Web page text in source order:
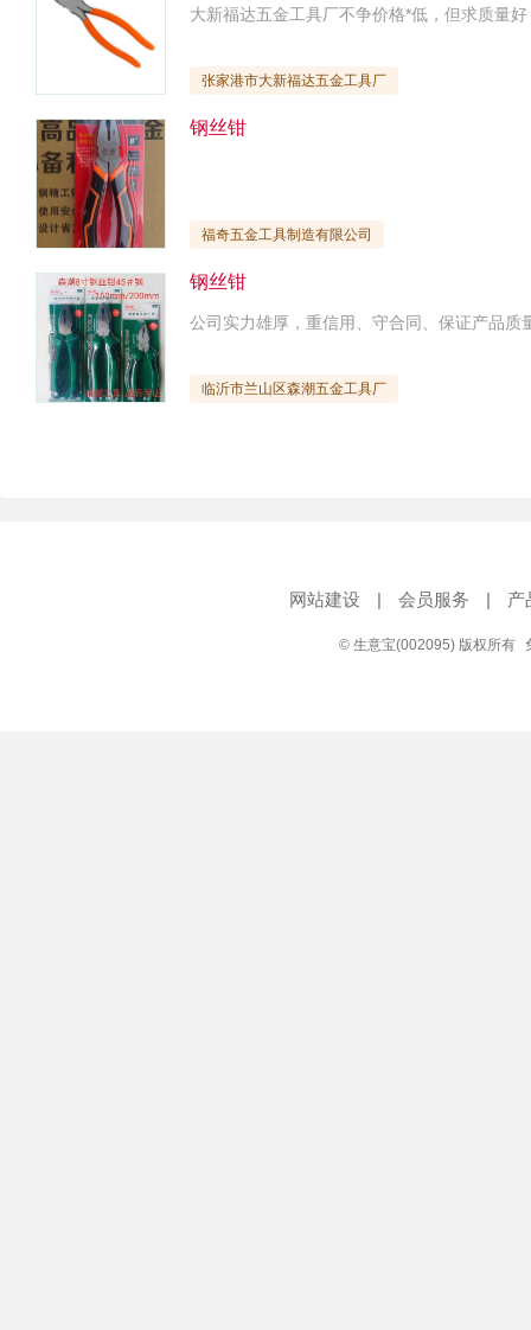
张家港市大新福达五金工具厂
钢丝钳
福奇五金工具制造有限公司
钢丝钳
临沂市兰山区森潮五金工具厂
网站建设 | 会员服务 | 产
© 生意宝(002095) 版权所有